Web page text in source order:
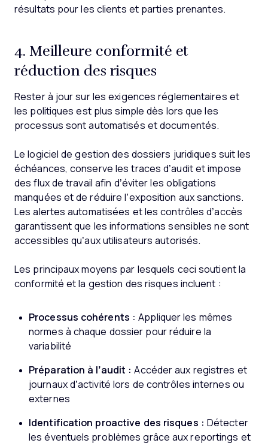
résultats pour les clients et parties prenantes.
4. Meilleure conformité et
réduction des risques
Rester à jour sur les exigences réglementaires et
les politiques est plus simple dès lors que les
processus sont automatisés et documentés.
Le logiciel de gestion des dossiers juridiques suit les
échéances, conserve les traces d’audit et impose
des flux de travail afin d’éviter les obligations
manquées et de réduire l’exposition aux sanctions.
Les alertes automatisées et les contrôles d’accès
garantissent que les informations sensibles ne sont
accessibles qu’aux utilisateurs autorisés.
Les principaux moyens par lesquels ceci soutient la
conformité et la gestion des risques incluent :
Processus cohérents : Appliquer les mêmes
normes à chaque dossier pour réduire la
variabilité
Préparation à l’audit : Accéder aux registres et
journaux d’activité lors de contrôles internes ou
externes
Identification proactive des risques : Détecter
les éventuels problèmes grâce aux reportings et